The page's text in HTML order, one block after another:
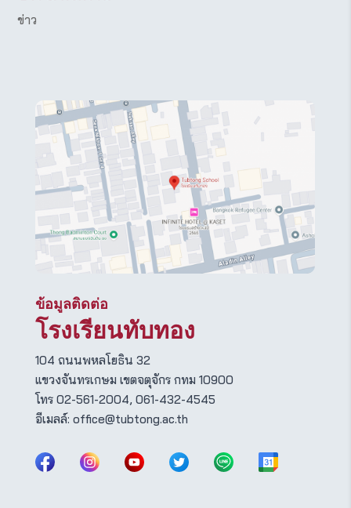
ข่าว
ข้อมูลติดต่อ
โรงเรียนทับทอง
104 ถนนพหลโยธิน 32
แขวงจันทรเกษม เขตจตุจักร กทม 10900
โทร 02-561-2004, 061-432-4545
อีเมลล์: office@tubtong.ac.th